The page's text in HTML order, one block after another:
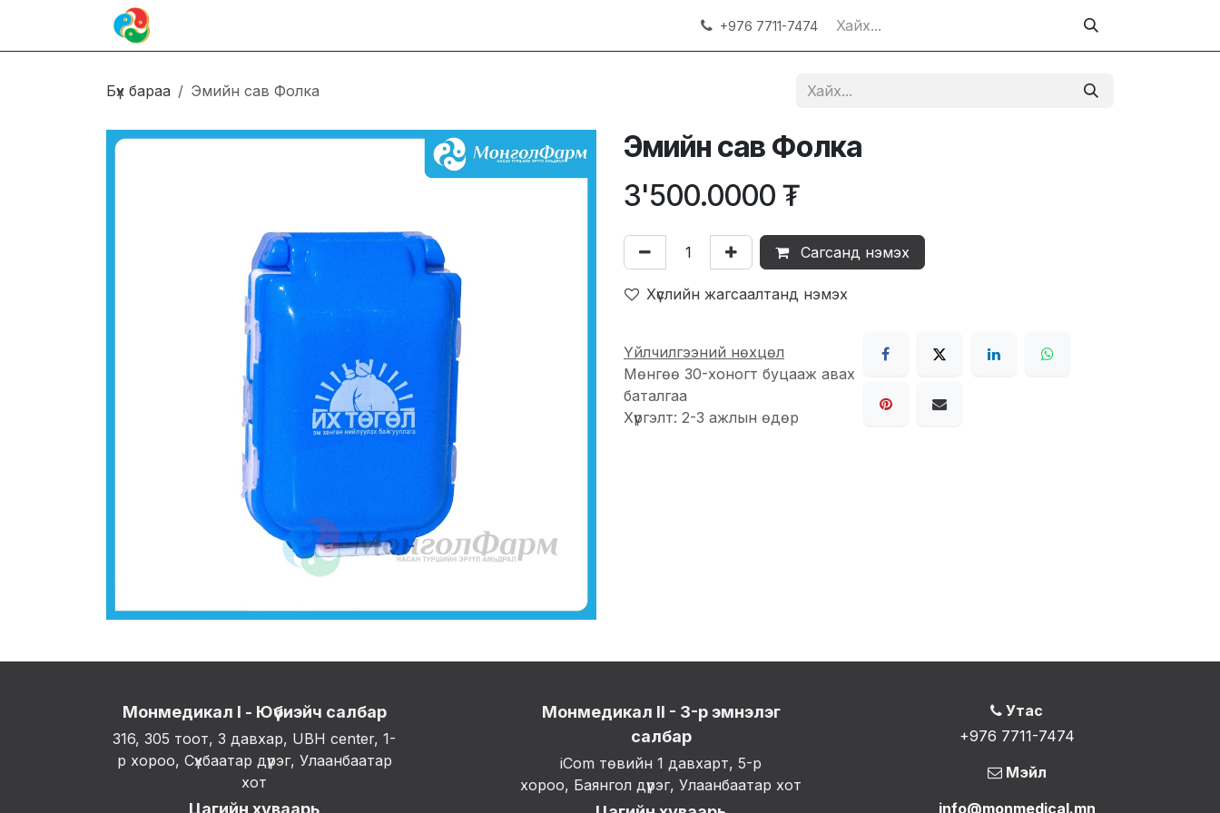
+976 7711-7474
Бүх бараа Эмийн сав Фолка
Эмийн сав Фолка
3'500.0000 ₮
Сагсанд нэмэх
Хүслийн жагсаалтанд нэмэх
Үйлчилгээний нөхцөл
Мөнгөө 30-хоногт буцааж авах
баталгаа
Хүргэлт: 2-3 ажлын өдөр
Утас
+976 7711-7474
Мэйл
info@monmedical.mn
Монмедикал II - 3-р эмнэлэг
салбар
iCom төвийн 1 давхарт, 5-р
хороо, Баянгол дүүрэг, Улаанбаатар хот
Монмедикал I - Юүбиэйч салбар
316, 305 тоот, 3 давхар, UBH center, 1-
р хороо, Сүхбаатар дүүрэг, Улаанбаатар
хот